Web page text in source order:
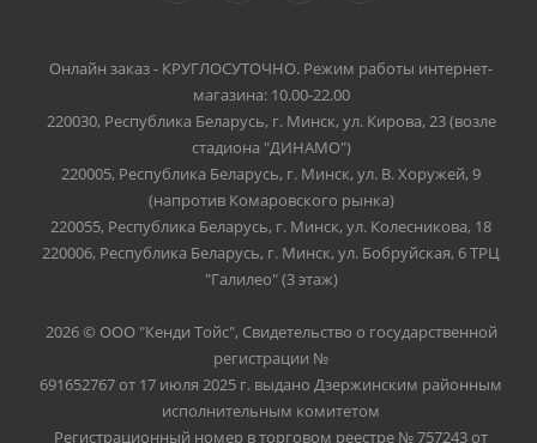
Онлайн заказ - КРУГЛОСУТОЧНО. Режим работы интернет-
магазина: 10.00-22.00
220030, Республика Беларусь, г. Минск, ул. Кирова, 23 (возле
стадиона "ДИНАМО")
220005, Республика Беларусь, г. Минск, ул. В. Хоружей, 9
(напротив Комаровского рынка)
220055, Республика Беларусь, г. Минск, ул. Колесникова, 18
220006, Республика Беларусь, г. Минск, ул. Бобруйская, 6 ТРЦ
"Галилео" (3 этаж)
2026 © ООО "Кенди Тойс", Свидетельство о государственной
регистрации №
691652767 от 17 июля 2025 г. выдано Дзержинским районным
исполнительным комитетом
Регистрационный номер в торговом реестре № 757243 от